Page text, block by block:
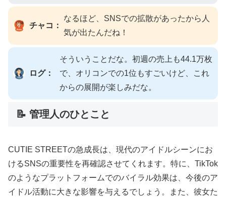
チャコ：
なるほど、SNSでの拡散があったから人
気が出たんだね！
ログ：
そういうことだな。初週の売上も44.1万枚
で、オリコンでの1位もすごいけど、これ
からの展開が楽しみだな。
📝 管理人のひとこと
CUTIE STREETの急成長は、現代のアイドルシーンにお
けるSNSの重要性を再確認させてくれます。特に、TikTok
のようなプラットフォームでのバイラル効果は、今後のア
イドル活動に大きな影響を与えるでしょう。また、彼女た